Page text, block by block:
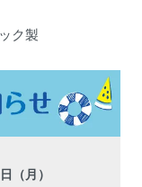
ク製
（月）